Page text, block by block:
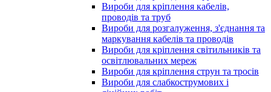
Вироби для кріплення кабелів,
проводів та труб
Вироби для розгалуження, з'єднання та
маркування кабелів та проводів
Вироби для кріплення світильників та
освітлювальних мереж
Вироби для кріплення струн та тросів
Вироби для слабкострумових і